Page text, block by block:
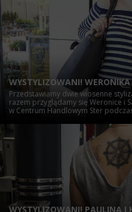
WYSTYLIZOWANI!
Przedstawiamy dwie wiosenne
razem przyglądamy się Weronice i
w Centrum Handlowym Ster
WYSTYLIZOWANI! PAULINA I